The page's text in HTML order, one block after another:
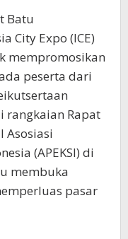
Batu
City Expo (ICE)
mempromosikan
peserta dari
rangkaian Rapat
Asosiasi
(APEKSI) di
membuka
pasar